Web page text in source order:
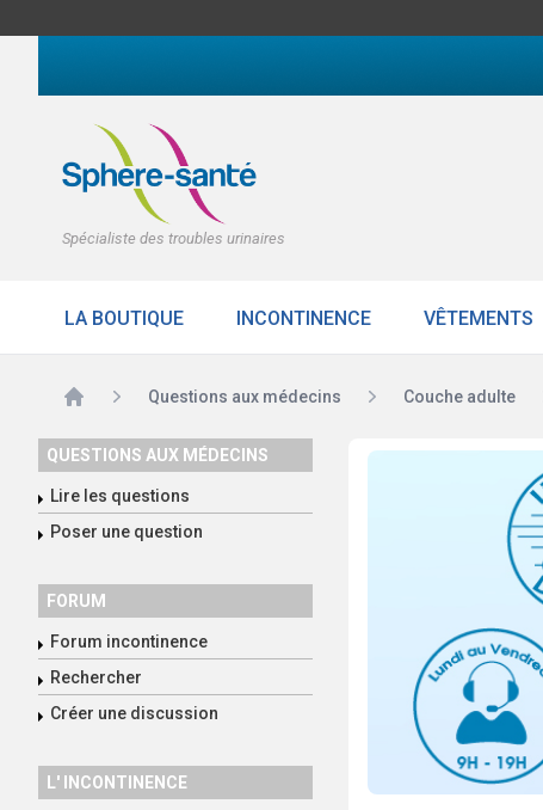
Spécialiste des troubles urinaires
LA BOUTIQUE INCONTINENCE VÊTEMENTS
Accueil Questions aux médecins Couche adulte
QUESTIONS AUX MÉDECINS
Lire les questions
Poser une question
FORUM
Forum incontinence
Rechercher
Créer une discussion
L' INCONTINENCE